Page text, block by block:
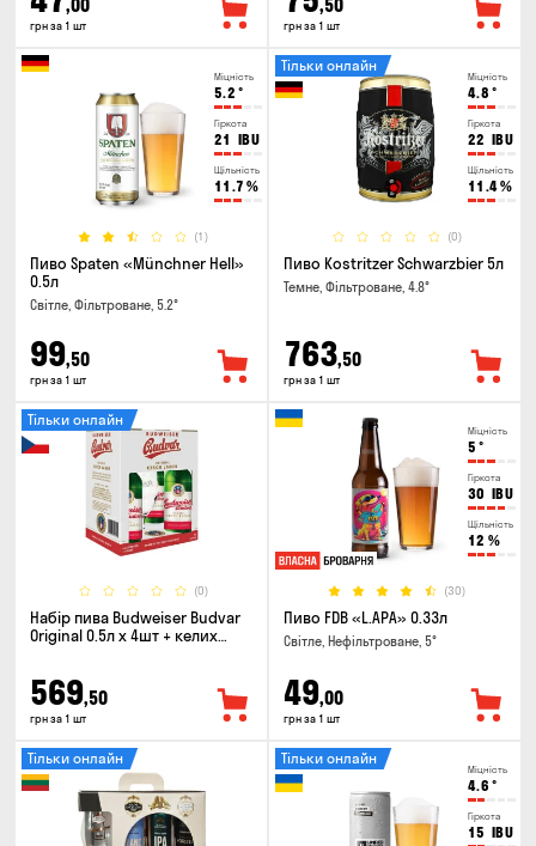
,00
грн за 1 шт
,50
грн за 1 шт
Міцність
5.2 °
Гіркота
21 IBU
Щільність
11.7 %
(1)
Пиво Spaten «Münchner Hell»
0.5л
Світле, Фільтроване, 5.2°
99,50
грн за 1 шт
Міцність
4.8 °
Гіркота
22 IBU
Щільність
11.4%
(0)
Тільки онлайн
Пиво Kostritzer Schwarzbier 5л
Темне, Фільтроване, 4.8°
763,50
грн за 1 шт
(0)
Тільки онлайн
Набір пива Budweiser Budvar
Original 0.5л х 4шт + келих
569,50
грн за 1 шт
Міцність
5 °
Гіркота
30 IBU
Щільність
12 %
(30)
Пиво FDB «L.APA» 0.33л
Світле, Нефільтроване, 5°
49,00
грн за 1 шт
Тільки онлайн
Міцність
4.6 °
Гіркота
15 IBU
Тільки онлайн